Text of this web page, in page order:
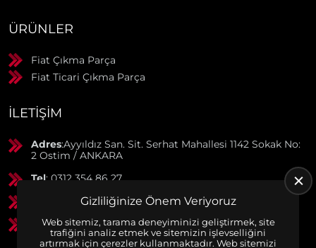
ÜRÜNLER
Fiat Çıkma Parça
Fiat Ticari Çıkma Parça
İLETIŞIM
Adres:Ayyıldız San. Sit. Serhat Mahallesi 1142 Sokak No:
2 Ostim / ANKARA
Tel: 0312 354 86 27
: 0506 369 50 55
GSM: 0553 790 38 01
Gizliliğinize Önem Veriyoruz
Web sitemiz, tarama deneyiminizi geliştirmek, site
trafiğini analiz etmek ve sitemizin işlevselliğini
artırmak için çerezler kullanmaktadır. Web sitemizi